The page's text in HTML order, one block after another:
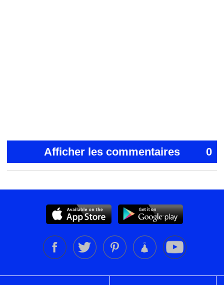
Afficher les commentaires 0